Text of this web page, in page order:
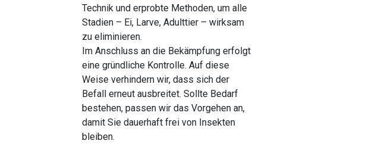
Technik und erprobte Methoden, um alle
Stadien – Ei, Larve, Adulttier – wirksam
zu eliminieren.
Im Anschluss an die Bekämpfung erfolgt
eine gründliche Kontrolle. Auf diese
Weise verhindern wir, dass sich der
Befall erneut ausbreitet. Sollte Bedarf
bestehen, passen wir das Vorgehen an,
damit Sie dauerhaft frei von Insekten
bleiben.